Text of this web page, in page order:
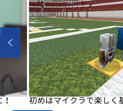
！ 初めはマイクラで楽しく